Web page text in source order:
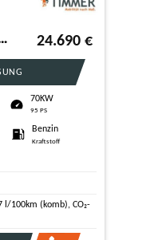
70 kW (95 PS) 5-Gang 24.690 €
70KW
95 PS
Benzin
Kraftstoff
l/100km (komb), CO₂-